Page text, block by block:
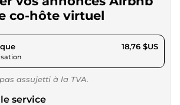
co-hôte virtuel
pour 17,29 $US 18,76 $US
assujetti à la TVA.
service